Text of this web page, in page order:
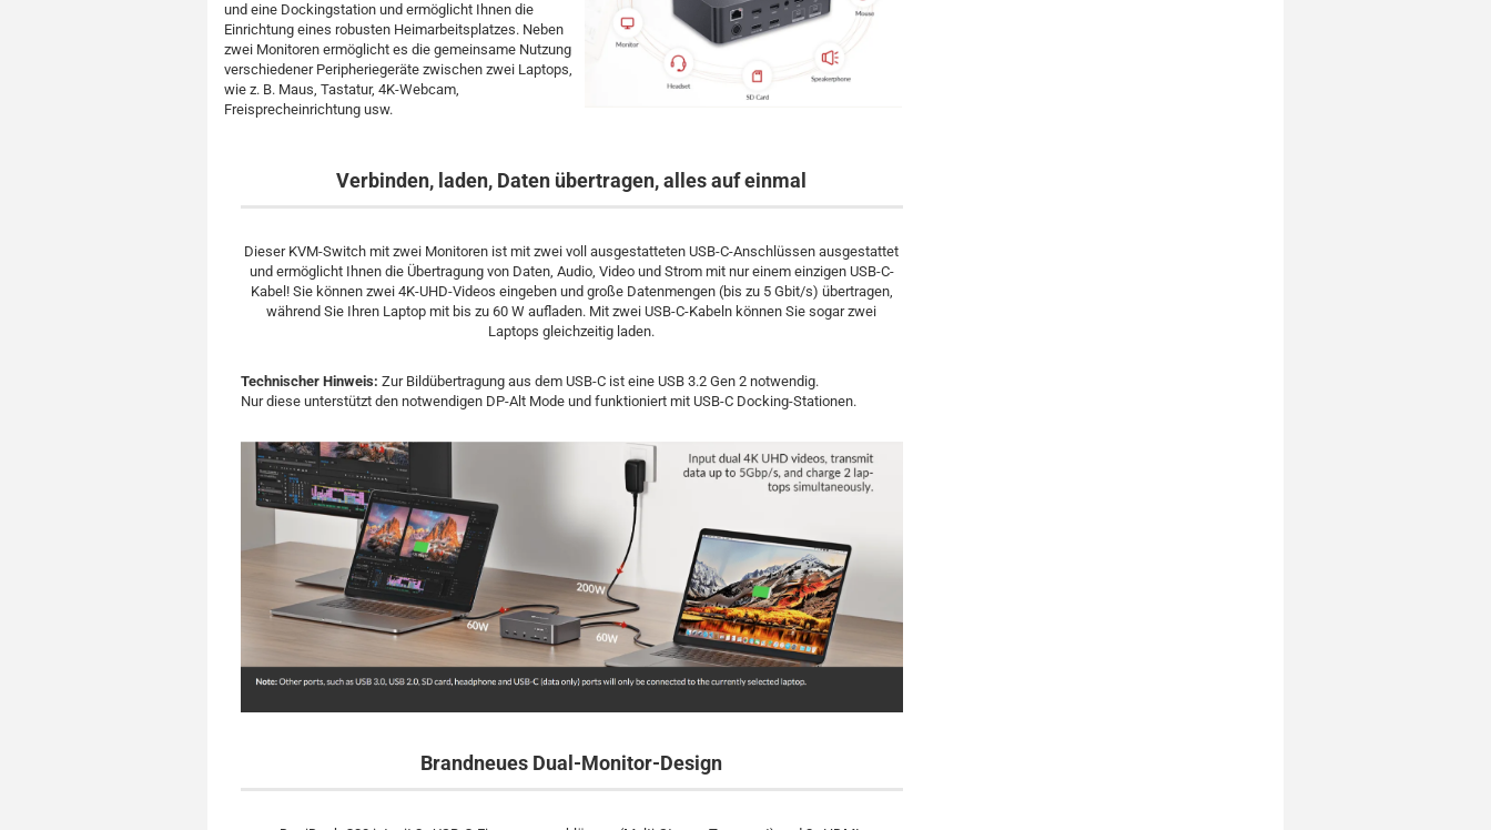
und eine Dockingstation und ermöglicht Ihnen die
Einrichtung eines robusten Heimarbeitsplatzes. Neben
zwei Monitoren ermöglicht es die gemeinsame Nutzung
verschiedener Peripheriegeräte zwischen zwei Laptops,
wie z. B. Maus, Tastatur, 4K-Webcam,
Freisprecheinrichtung usw.
Verbinden, laden, Daten übertragen, alles auf einmal
Dieser KVM-Switch mit zwei Monitoren ist mit zwei voll ausgestatteten USB-C-Anschlüssen ausgestattet
und ermöglicht Ihnen die Übertragung von Daten, Audio, Video und Strom mit nur einem einzigen USB-C-
Kabel! Sie können zwei 4K-UHD-Videos eingeben und große Datenmengen (bis zu 5 Gbit/s) übertragen,
während Sie Ihren Laptop mit bis zu 60 W aufladen. Mit zwei USB-C-Kabeln können Sie sogar zwei
Laptops gleichzeitig laden.
Technischer Hinweis: Zur Bildübertragung aus dem USB-C ist eine USB 3.2 Gen 2 notwendig.
Nur diese unterstützt den notwendigen DP-Alt Mode und funktioniert mit USB-C Docking-Stationen.
Brandneues Dual-Monitor-Design